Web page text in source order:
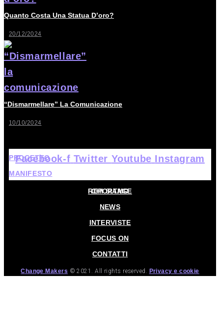
Quanto Costa Una Statua D’oro?
20/12/2024
“Dismarmellare” La Comunicazione
10/10/2024
Facebook-f Twitter Youtube Instagram
CHI SIAMO
PROGETTO
MANIFESTO
REPORTAGE
NEWS
INTERVISTE
FOCUS ON
CONTATTI
Change Makers © 2021. All rights reserved. Privacy e cookie